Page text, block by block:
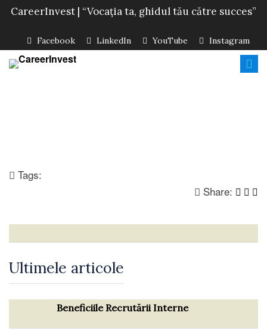
CareerInvest | “Vocația ta, ghidul tău către succes”
Facebook LinkedIn YouTube Instagram
Tags:
Share:
Ultimele articole
Beneficiile Recrutării Interne